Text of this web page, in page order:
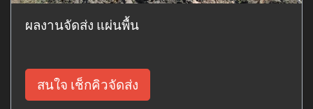
ผลงานจัดส่ง แผ่นพื้น
สนใจ เช็กคิวจัดส่ง